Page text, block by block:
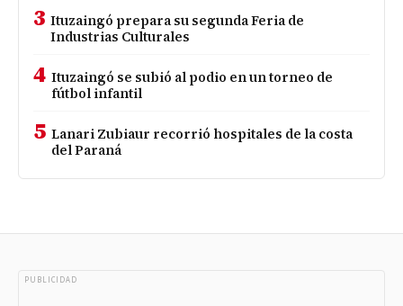
3 Ituzaingó prepara su segunda Feria de
Industrias Culturales
4 Ituzaingó se subió al podio en un torneo de
fútbol infantil
5 Lanari Zubiaur recorrió hospitales de la costa
del Paraná
PUBLICIDAD